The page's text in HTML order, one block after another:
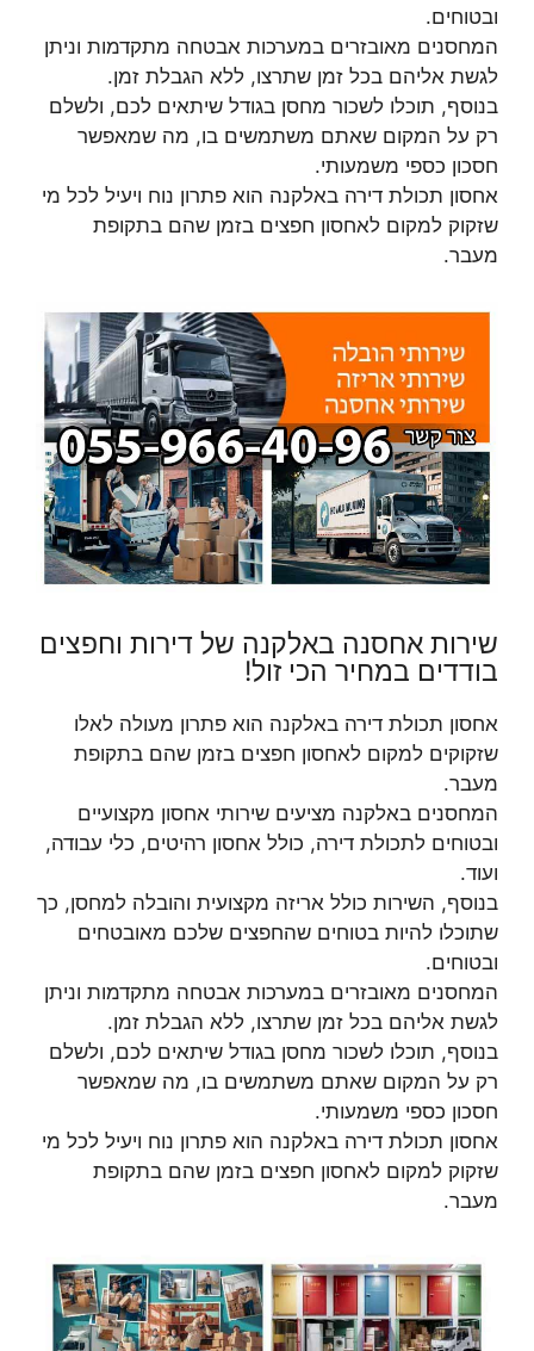
ובטוחים.
המחסנים מאובזרים במערכות אבטחה מתקדמות וניתן
לגשת אליהם בכל זמן שתרצו, ללא הגבלת זמן.
בנוסף, תוכלו לשכור מחסן בגודל שיתאים לכם, ולשלם
רק על המקום שאתם משתמשים בו, מה שמאפשר
חסכון כספי משמעותי.
אחסון תכולת דירה באלקנה הוא פתרון נוח ויעיל לכל מי
שזקוק למקום לאחסון חפצים בזמן שהם בתקופת
מעבר.
שירות אחסנה באלקנה של דירות וחפצים
בודדים במחיר הכי זול!
אחסון תכולת דירה באלקנה הוא פתרון מעולה לאלו
שזקוקים למקום לאחסון חפצים בזמן שהם בתקופת
מעבר.
המחסנים באלקנה מציעים שירותי אחסון מקצועיים
ובטוחים לתכולת דירה, כולל אחסון רהיטים, כלי עבודה,
ועוד.
בנוסף, השירות כולל אריזה מקצועית והובלה למחסן, כך
שתוכלו להיות בטוחים שהחפצים שלכם מאובטחים
ובטוחים.
המחסנים מאובזרים במערכות אבטחה מתקדמות וניתן
לגשת אליהם בכל זמן שתרצו, ללא הגבלת זמן.
בנוסף, תוכלו לשכור מחסן בגודל שיתאים לכם, ולשלם
רק על המקום שאתם משתמשים בו, מה שמאפשר
חסכון כספי משמעותי.
אחסון תכולת דירה באלקנה הוא פתרון נוח ויעיל לכל מי
שזקוק למקום לאחסון חפצים בזמן שהם בתקופת
מעבר.